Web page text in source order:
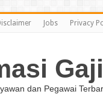
Jobs Privacy
Gaji
dan Pegawai